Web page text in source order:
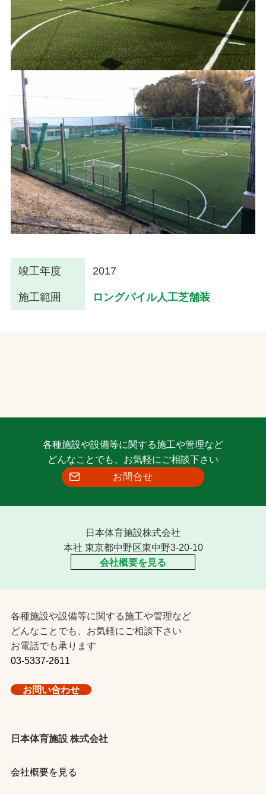
竣工年度 2017
施工範囲 ロングパイル人工芝舗装
各種施設や設備等に関する施工や管理など
どんなことでも、お気軽にご相談下さい
お問合せ
日本体育施設株式会社
本社 東京都中野区東中野3-20-10
会社概要を見る
各種施設や設備等に関する施工や管理など
どんなことでも、お気軽にご相談下さい
お電話でも承ります
03-5337-2611
お問い合わせ
日本体育施設 株式会社
会社概要を見る